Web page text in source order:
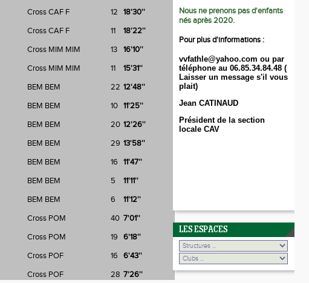
Cross CAF F 12
18'30''
Cross CAF F 11
18'22''
Cross MIM MIM 13
16'10''
Cross MIM MIM 11
15'31''
BEM BEM 22 12'48''
BEM BEM 10 11'25''
BEM BEM 20 12'26''
BEM BEM 29 13'58''
BEM BEM 16
11'47''
BEM BEM 5
11'11''
BEM BEM 6
11'12''
Cross POM 40 7'01''
Cross POM 19
6'18''
Cross POF 16
6'43''
Cross POF 28 7'26''
Nous ne prenons pas d'enfants
nés après 2020.
Pour plus d'informations :
vvfathle@yahoo.com ou par
téléphone au 06.85.34.84.48 (
Laisser un message s'il vous
plait)
Jean CATINAUD
Président de la section
locale CAV
LES ESPACES